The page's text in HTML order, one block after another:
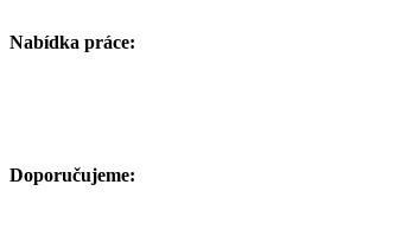
Nabídka práce:
Doporučujeme: